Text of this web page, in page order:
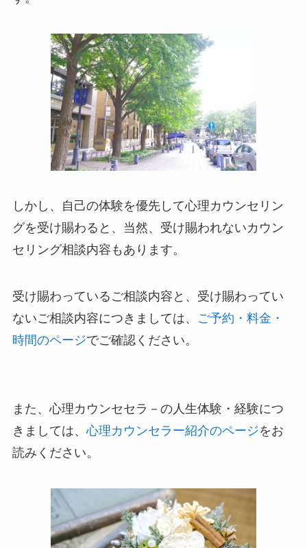
しかし、自己の体験を優先して心理カウンセリン
グを受け賜わると、当然、受け賜われないカウン
セリング相談内容もあります。
受け賜わっているご相談内容と、受け賜わってい
ないご相談内容につきましては、
ご予約・料金・
時間のページでご確認ください。
また、心理カウンセセラ－の人生体験・経験につ
きましては、心理カウンセラー紹介のページをお
読みください。